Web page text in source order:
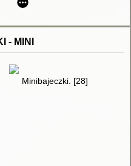
dźwiękowy]
- MINI
Minibajeczki. [28]